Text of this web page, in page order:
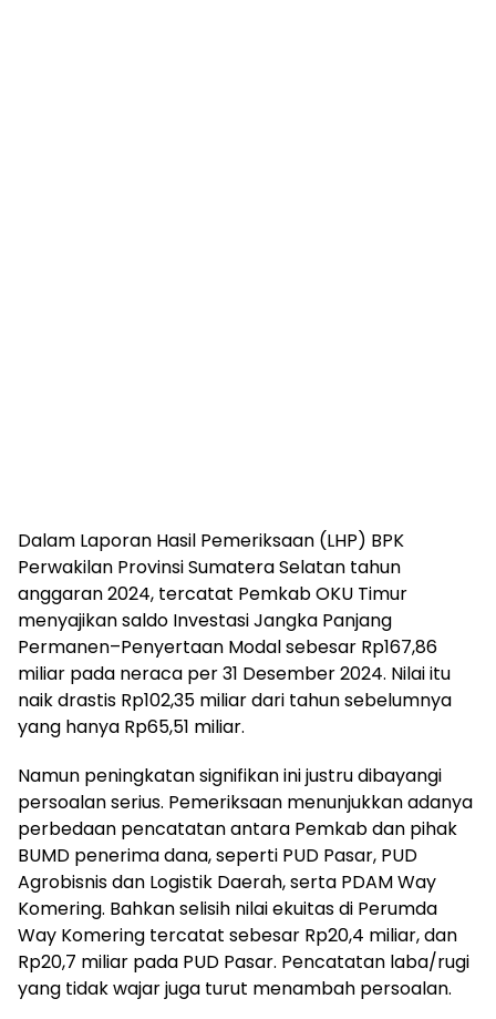
Dalam Laporan Hasil Pemeriksaan (LHP) BPK
Perwakilan Provinsi Sumatera Selatan tahun
anggaran 2024, tercatat Pemkab OKU Timur
menyajikan saldo Investasi Jangka Panjang
Permanen–Penyertaan Modal sebesar Rp167,86
miliar pada neraca per 31 Desember 2024. Nilai itu
naik drastis Rp102,35 miliar dari tahun sebelumnya
yang hanya Rp65,51 miliar.
Namun peningkatan signifikan ini justru dibayangi
persoalan serius. Pemeriksaan menunjukkan adanya
perbedaan pencatatan antara Pemkab dan pihak
BUMD penerima dana, seperti PUD Pasar, PUD
Agrobisnis dan Logistik Daerah, serta PDAM Way
Komering. Bahkan selisih nilai ekuitas di Perumda
Way Komering tercatat sebesar Rp20,4 miliar, dan
Rp20,7 miliar pada PUD Pasar. Pencatatan laba/rugi
yang tidak wajar juga turut menambah persoalan.